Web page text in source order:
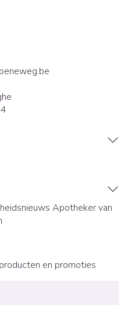
Apotheker van
en promoties